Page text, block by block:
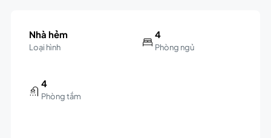
Nhà hẻm
Loại hình
4
Phòng ngủ
4
Phòng tắm